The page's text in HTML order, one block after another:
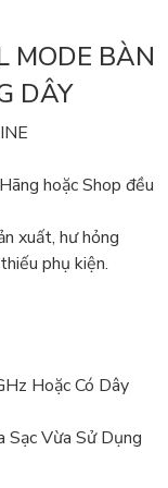
MODE BÀN
DÂY
hoặc Shop đều
xuất, hư hỏng
phụ kiện.
Hoặc Có Dây
Sạc Vừa Sử Dụng